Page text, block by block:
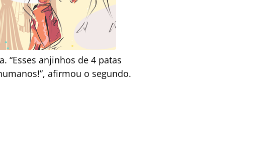
“Esses anjinhos de 4 patas
afirmou o segundo.